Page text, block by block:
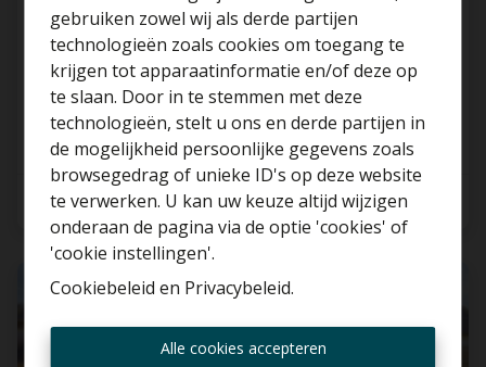
gebruiken zowel wij als derde partijen
technologieën zoals cookies om toegang te
krijgen tot apparaatinformatie en/of deze op
te slaan. Door in te stemmen met deze
technologieën, stelt u ons en derde partijen in
de mogelijkheid persoonlijke gegevens zoals
browsegedrag of unieke ID's op deze website
te verwerken. U kan uw keuze altijd wijzigen
onderaan de pagina via de optie 'cookies' of
'cookie instellingen'.
Cookiebeleid en Privacybeleid.
Alle cookies accepteren
Zeer solide halfopen bebouwing en garage op
een zonnig perceel te Blaasveld!
2830 Blaasveld
3 1 154 m²
VERKOCHT
Benieuwd naar de
waarde van je huis?
Gratis schatting
Altijd als eerste op de
hoogte zijn van nieuwe